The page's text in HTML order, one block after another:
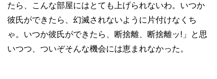
たら、こんな部屋にはとても上げられないわ。いつか
彼氏ができたら、幻滅されないように片付けなくち
ゃ。いつか彼氏ができたら、断捨離、断捨離ッ!」と思
いつつ、ついぞそんな機会には恵まれなかった。